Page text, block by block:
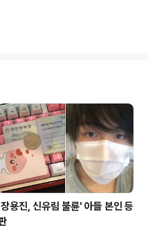
지막으로
"아이패드
... 충분히
라 iOS 4.3.
림팀(Dream
관한 iOS 5.
용진, 신유림 불륜' 아들 본인 등